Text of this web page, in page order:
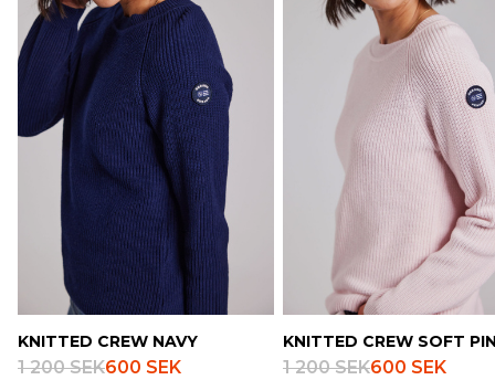
KNITTED CREW NAVY
1 200 SEK600 SEK
KNITTED CREW SOFT
1 200 SEK600 SEK